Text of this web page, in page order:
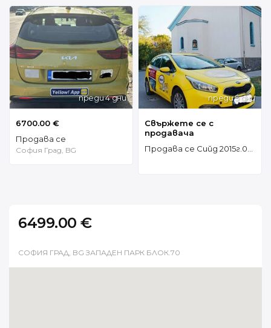
преди 4 дни
6700.00 €
Продава се
София Град, BG
преди 5 дни
Свържете се с
продавача
6499.00 €
СОФИЯ ГРАД, BG ЗАПАДЕН ПАРК БЛОК.70